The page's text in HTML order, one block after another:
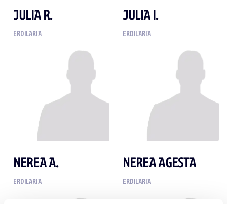
JULIA R.
ERDILARIA
JULIA I.
ERDILARIA
NEREA A.
ERDILARIA
NEREA AGESTA
ERDILARIA